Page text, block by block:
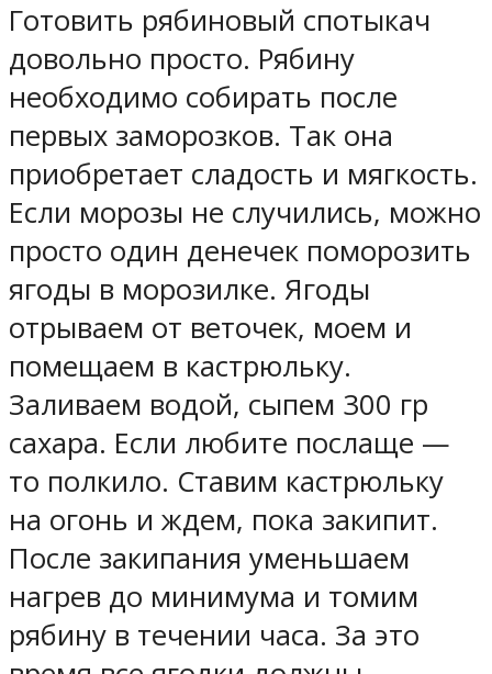
Готовить рябиновый спотыкач
довольно просто. Рябину
необходимо собирать после
первых заморозков. Так она
приобретает сладость и мягкость.
Если морозы не случились, можно
просто один денечек поморозить
ягоды в морозилке. Ягоды
отрываем от веточек, моем и
помещаем в кастрюльку.
Заливаем водой, сыпем 300 гр
сахара. Если любите послаще —
то полкило. Ставим кастрюльку
на огонь и ждем, пока закипит.
После закипания уменьшаем
нагрев до минимума и томим
рябину в течении часа. За это